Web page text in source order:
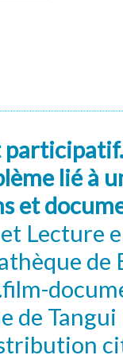
lié à
et
Lecture
de
de